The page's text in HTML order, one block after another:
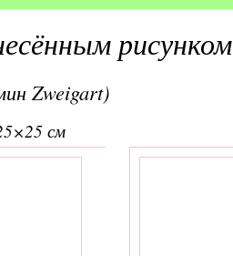
рисунком
Zweigart)
см